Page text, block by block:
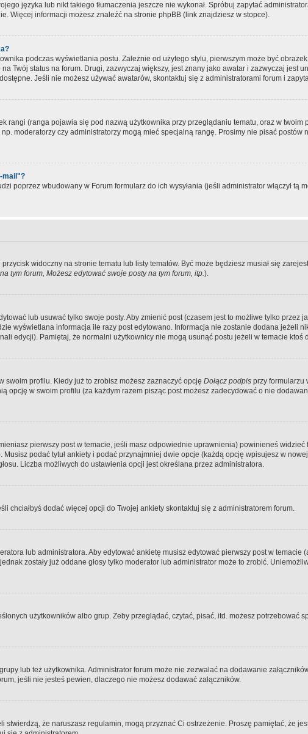
języka lub nikt takiego tłumaczenia jeszcze nie wykonał. Spróbuj zapytać
Więcej informacji możesz znaleźć na stronie phpBB (link znajdziesz w stopce).
podczas wyświetlania postu. Zależnie od użytego stylu, pierwszym może być
Twój status na forum. Drugi, zazwyczaj większy, jest znany jako awatar i zazwyczaj
Jeśli nie możesz używać awatarów, skontaktuj się z administratorami forum i
rangi (ranga pojawia się pod nazwą użytkownika przy przeglądaniu tematu, oraz w
moderatorzy czy administratorzy mogą mieć specjalną rangę. Prosimy nie pisać
mail"?
poprzez wbudowany w Forum formularz do ich wysyłania (jeśli administrator włączył
widoczny na stronie tematu lub listy tematów. Być może będziesz musiał się
tym forum, Możesz edytować swoje posty na tym forum, itp.).
lub usuwać tylko swoje posty. Aby zmienić post (czasem jest to możliwe tylko przez
wyświetlana informacja ile razy post edytowano. Informacja nie zostanie dodana jeżeli
edycji). Pamiętaj, że normalni użytkownicy nie mogą usunąć postu jeżeli w temacie ktoś
profilu. Kiedy już to zrobisz możesz zaznaczyć opcję Dołącz podpis przy formularzu
opcję w swoim profilu (za każdym razem pisząc post możesz zadecydować o nie
pierwszy post w temacie, jeśli masz odpowiednie uprawnienia) powinieneś widzieć
podać tytuł ankiety i podać przynajmniej dwie opcje (każdą opcję wpisujesz w
Liczba możliwych do ustawienia opcji jest określana przez administratora.
chciałbyś dodać więcej opcji do Twojej ankiety skontaktuj się z administratorem forum.
lub administratora. Aby edytować ankietę musisz edytować pierwszy post w temacie
zostały już oddane głosy tylko moderator lub administrator może to zrobić.
użytkowników albo grup. Żeby przeglądać, czytać, pisać, itd. możesz potrzebować
lub też użytkownika. Administrator forum może nie zezwalać na dodawanie
jeśli nie jesteś pewien, dlaczego nie możesz dodawać załączników.
stwierdzą, że naruszasz regulamin, mogą przyznać Ci ostrzeżenie. Proszę pamiętać, że